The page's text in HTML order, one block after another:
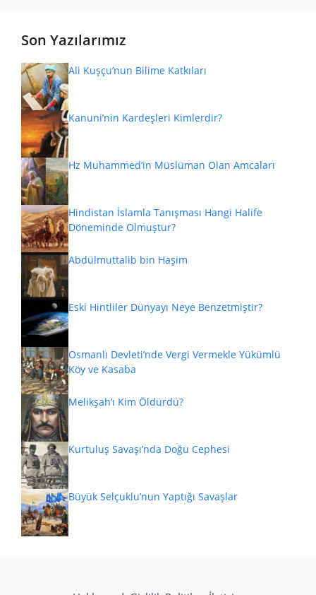
Son Yazılarımız
Ali Kuşçu’nun Bilime Katkıları
Kanuni’nin Kardeşleri Kimlerdir?
Hz Muhammed’in Müslüman Olan Amcaları
Hindistan İslamla Tanışması Hangi Halife
Döneminde Olmuştur?
Abdülmuttalib bin Haşim
Eski Hintliler Dünyayı Neye Benzetmiştir?
Osmanlı Devleti’nde Vergi Vermekle Yükümlü
Köy ve Kasaba
Melikşah’ı Kim Öldürdü?
Kurtuluş Savaşı’nda Doğu Cephesi
Büyük Selçuklu’nun Yaptığı Savaşlar